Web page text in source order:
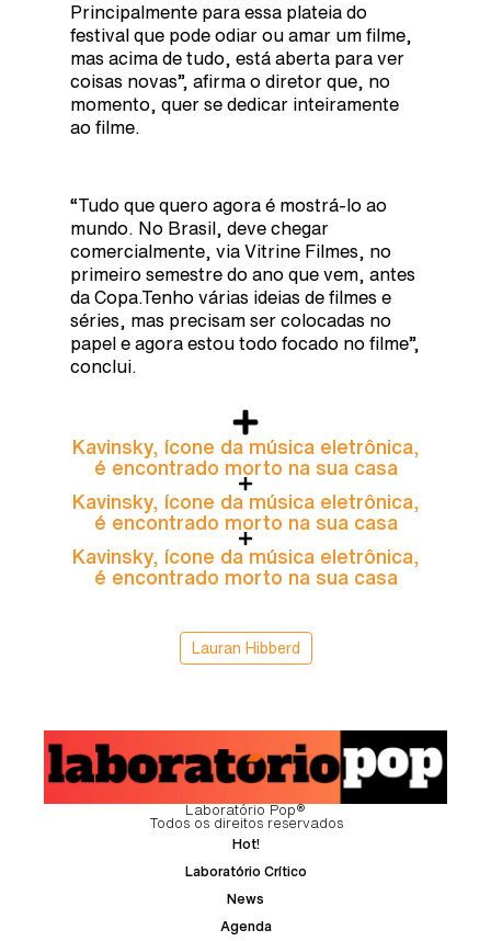
Principalmente para essa plateia do
festival que pode odiar ou amar um filme,
mas acima de tudo, está aberta para ver
coisas novas”, afirma o diretor que, no
momento, quer se dedicar inteiramente
ao filme.
“Tudo que quero agora é mostrá-lo ao
mundo. No Brasil, deve chegar
comercialmente, via Vitrine Filmes, no
primeiro semestre do ano que vem, antes
da Copa.Tenho várias ideias de filmes e
séries, mas precisam ser colocadas no
papel e agora estou todo focado no filme”,
conclui.
Kavinsky, ícone da música eletrônica,
é encontrado morto na sua casa
Kavinsky, ícone da música eletrônica,
é encontrado morto na sua casa
Kavinsky, ícone da música eletrônica,
é encontrado morto na sua casa
Lauran Hibberd
Laboratório Pop®
Todos os direitos reservados
Hot!
Laboratório Crítico
News
Agenda